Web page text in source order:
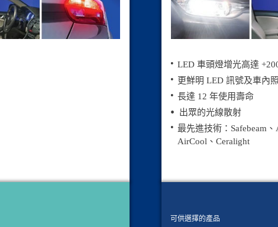
LED 車頭燈增光高達
更鮮明 LED 訊號及車內
長達 12 年使用壽命
出眾的光線散射
最先進技術：Safebeam
AirCool、Ceralight
可供選擇的產品